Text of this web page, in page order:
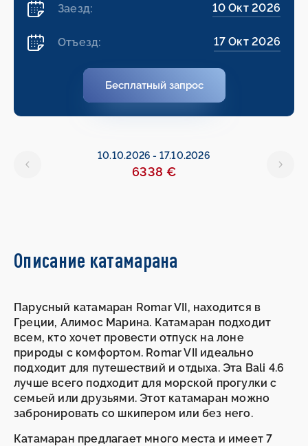
Заезд: 10 Окт 2026
Отъезд: 17 Окт 2026
Бесплатный запрос
10.10.2026 - 17.10.2026
6338 €
Описание катамарана
Парусный катамаран Romar VII, находится в
Греции, Алимос Марина. Катамаран подходит
всем, кто хочет провести отпуск на лоне
природы с комфортом. Romar VII идеально
подходит для путешествий и отдыха. Эта Bali 4.6
лучше всего подходит для морской прогулки с
семьей или друзьями. Этот катамаран можно
забронировать со шкипером или без него.
Катамаран предлагает много места и имеет 7